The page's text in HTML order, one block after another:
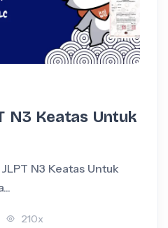
N3 Keatas Untuk
N3 Keatas Untuk
210x